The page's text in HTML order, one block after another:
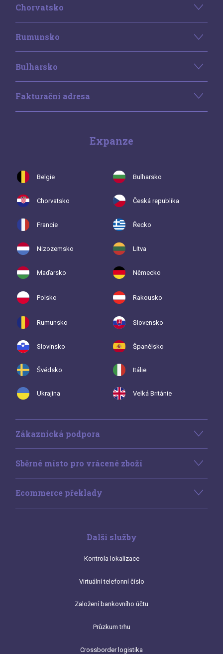
Chorvatsko
Rumunsko
Bulharsko
Fakturační adresa
Expanze
Belgie Bulharsko
Chorvatsko Česká republika
Francie Řecko
Nizozemsko Litva
Maďarsko Německo
Polsko Rakousko
Rumunsko Slovensko
Slovinsko Španělsko
Švédsko Itálie
Ukrajina Velká Británie
Zákaznická podpora
Sběrné místo pro vrácené zboží
Ecommerce překlady
Další služby
Kontrola lokalizace
Virtuální telefonní číslo
Založení bankovního účtu
Průzkum trhu
Crossborder logistika